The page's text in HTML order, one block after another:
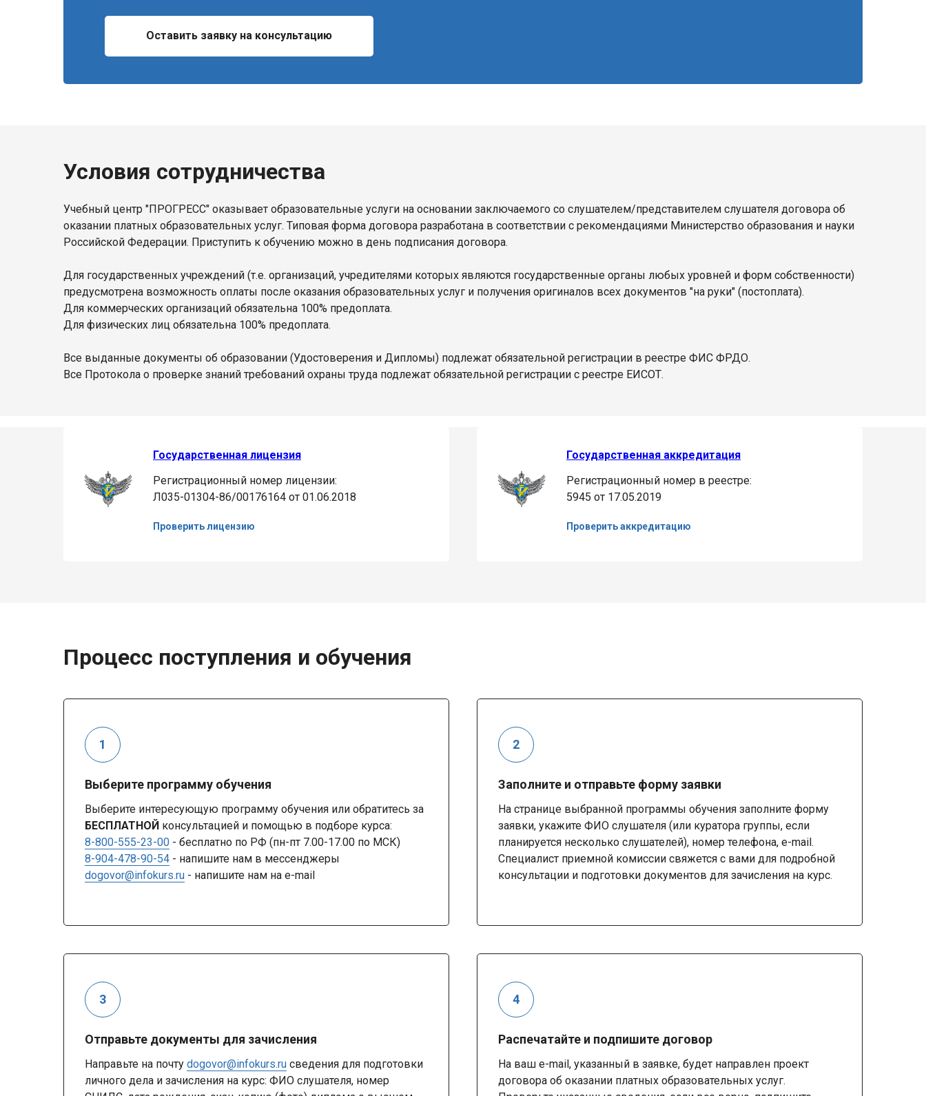
Оставить заявку на консультацию
Условия сотрудничества
Учебный центр "ПРОГРЕСС" оказывает образовательные услуги на основании заключаемого со слушателем/представителем слушателя договора об
оказании платных образовательных услуг. Типовая форма договора разработана в соответствии с рекомендациями Министерство образования и науки
Российской Федерации. Приступить к обучению можно в день подписания договора.
Для государственных учреждений (т.е. организаций, учредителями которых являются государственные органы любых уровней и форм собственности)
предусмотрена возможность оплаты после оказания образовательных услуг и получения оригиналов всех документов "на руки" (постоплата).
Для коммерческих организаций обязательна 100% предоплата.
Для физических лиц обязательна 100% предоплата.
Все выданные документы об образовании (Удостоверения и Дипломы) подлежат обязательной регистрации в реестре ФИС ФРДО.
Все Протокола о проверке знаний требований охраны труда подлежат обязательной регистрации с реестре ЕИСОТ.
Государственная лицензия
Регистрационный номер лицензии:
Л035-01304-86/00176164 от 01.06.2018
Проверить лицензию
Государственная аккредитация
Регистрационный номер в реестре:
5945 от 17.05.2019
Проверить аккредитацию
Процесс поступления и обучения
Выберите программу обучения
Выберите интересующую программу обучения или обратитесь за
БЕСПЛАТНОЙ консультацией и помощью в подборе курса:
8-800-555-23-00 - бесплатно по РФ (пн-пт 7.00-17.00 по МСК)
8-904-478-90-54 - напишите нам в мессенджеры
dogovor@infokurs.ru - напишите нам на e-mail
Заполните и отправьте форму заявки
На странице выбранной программы обучения заполните форму
заявки, укажите ФИО слушателя (или куратора группы, если
планируется несколько слушателей), номер телефона, e-mail.
Специалист приемной комиссии свяжется с вами для подробной
консультации и подготовки документов для зачисления на курс.
Отправьте документы для зачисления
Направьте на почту dogovor@infokurs.ru сведения для подготовки
личного дела и зачисления на курс: ФИО слушателя, номер
Распечатайте и подпишите договор
На ваш e-mail, указанный в заявке, будет направлен проект
договора об оказании платных образовательных услуг.